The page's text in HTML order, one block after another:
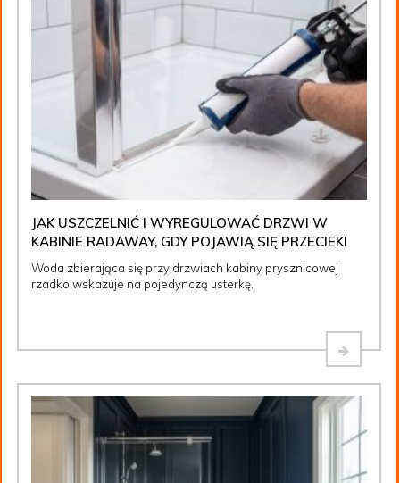
JAK USZCZELNIĆ I WYREGULOWAĆ DRZWI W
KABINIE RADAWAY, GDY POJAWIĄ SIĘ PRZECIEKI
Woda zbierająca się przy drzwiach kabiny prysznicowej
rzadko wskazuje na pojedynczą usterkę.